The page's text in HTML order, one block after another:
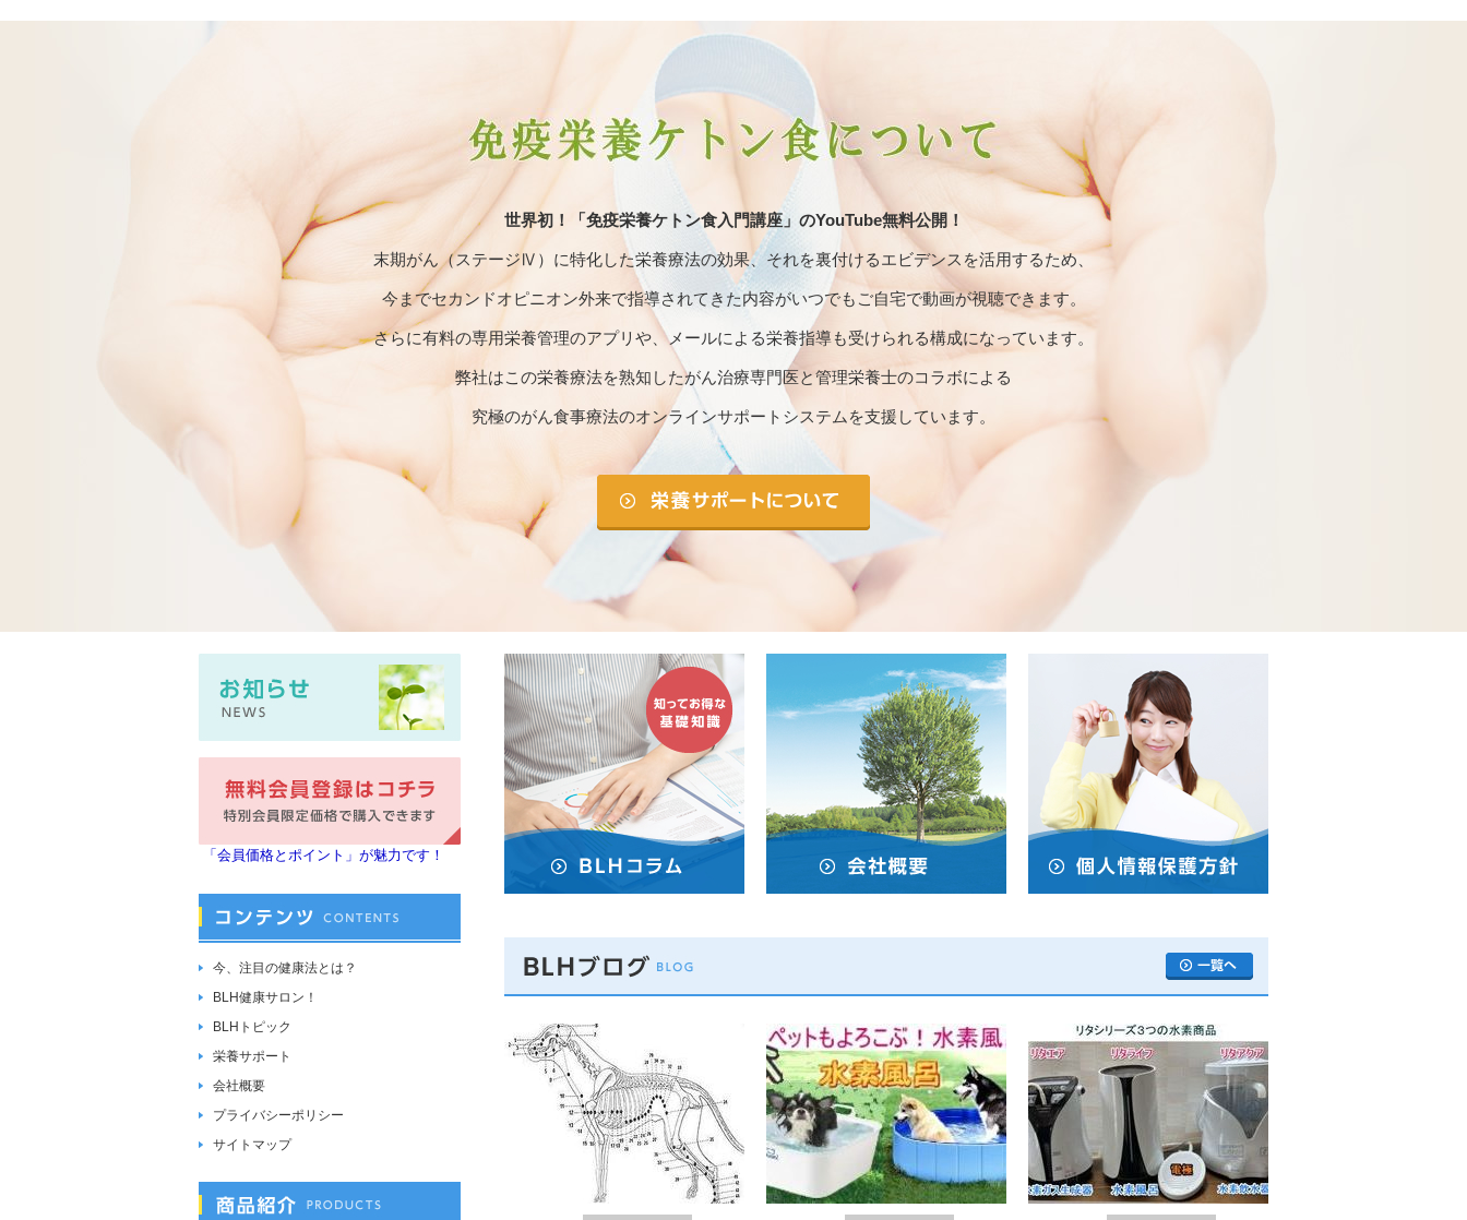
世界初！「免疫栄養ケトン食入門講座」のYouTube無料公開！
末期がん（ステージⅣ）に特化した栄養療法の効果、それを裏付けるエビデンスを活用するため、
今までセカンドオピニオン外来で指導されてきた内容がいつでもご自宅で動画が視聴できます。
さらに有料の専用栄養管理のアプリや、メールによる栄養指導も受けられる構成になっています。
弊社はこの栄養療法を熟知したがん治療専門医と管理栄養士のコラボによる
究極のがん食事療法のオンラインサポートシステムを支援しています。
「会員価格とポイント」が魅力です！
今、注目の健康法とは？
BLH健康サロン！
BLHトピック
栄養サポート
会社概要
プライバシーポリシー
サイトマップ